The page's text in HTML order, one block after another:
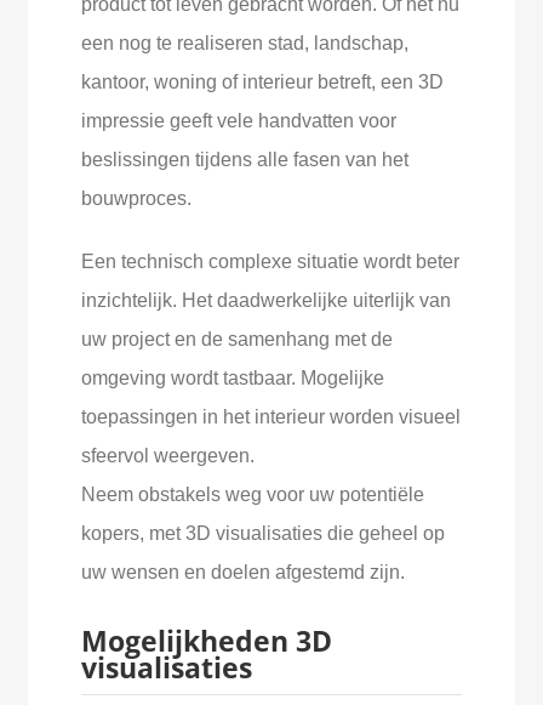
product tot leven gebracht worden. Of het nu
een nog te realiseren stad, landschap,
kantoor, woning of interieur betreft, een 3D
impressie geeft vele handvatten voor
beslissingen tijdens alle fasen van het
bouwproces.
Een technisch complexe situatie wordt beter
inzichtelijk. Het daadwerkelijke uiterlijk van
uw project en de samenhang met de
omgeving wordt tastbaar. Mogelijke
toepassingen in het interieur worden visueel
sfeervol weergeven.
Neem obstakels weg voor uw potentiële
kopers, met 3D visualisaties die geheel op
uw wensen en doelen afgestemd zijn.
Mogelijkheden 3D
visualisaties